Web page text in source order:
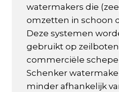
watermakers die
omzetten in schoon
Deze systemen
gebruikt op
commerciële
Schenker
minder afhankelijk